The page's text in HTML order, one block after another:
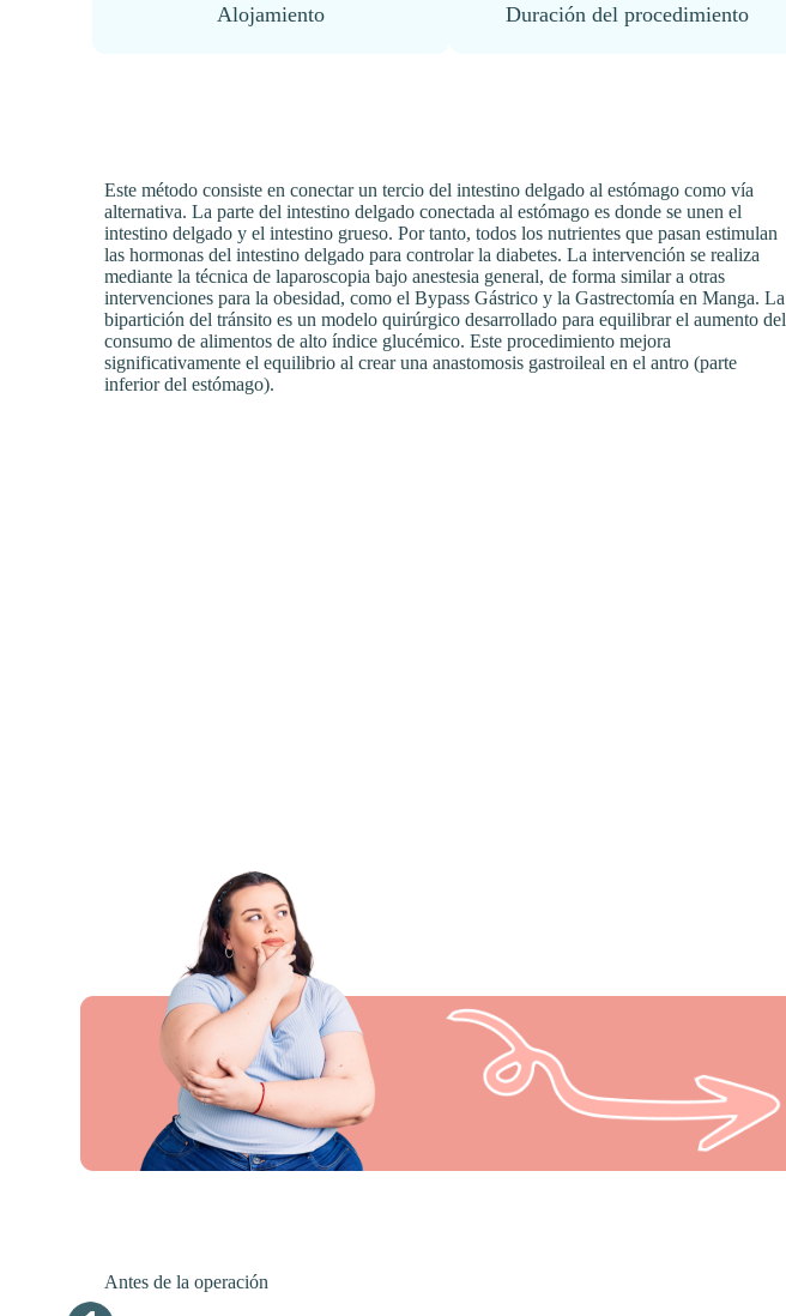
Alojamiento Duración del procedimiento
Este método consiste en conectar un tercio del intestino delgado al estómago como vía
alternativa. La parte del intestino delgado conectada al estómago es donde se unen el
intestino delgado y el intestino grueso. Por tanto, todos los nutrientes que pasan estimulan
las hormonas del intestino delgado para controlar la diabetes. La intervención se realiza
mediante la técnica de laparoscopia bajo anestesia general, de forma similar a otras
intervenciones para la obesidad, como el Bypass Gástrico y la Gastrectomía en Manga. La
bipartición del tránsito es un modelo quirúrgico desarrollado para equilibrar el aumento del
consumo de alimentos de alto índice glucémico. Este procedimiento mejora
significativamente el equilibrio al crear una anastomosis gastroileal en el antro (parte
inferior del estómago).
Antes de la operación